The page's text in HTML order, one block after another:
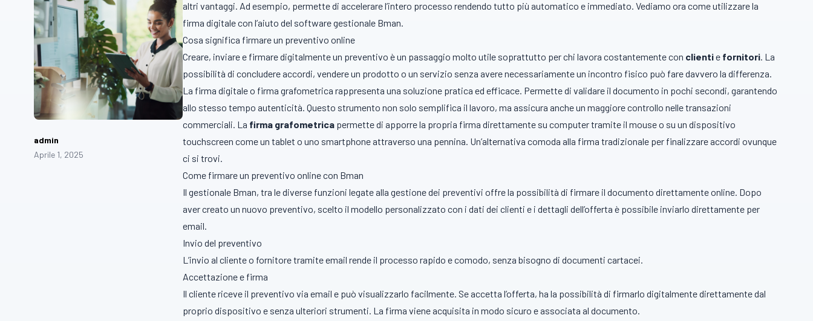
admin
Aprile 1, 2025
altri vantaggi. Ad esempio, permette di accelerare l’intero processo rendendo tutto più automatico e immediato. Vediamo ora come utilizzare la
firma digitale con l’aiuto del software gestionale Bman.
Cosa significa firmare un preventivo online
Creare, inviare e firmare digitalmente un preventivo è un passaggio molto utile soprattutto per chi lavora costantemente con clientie fornitori. La
possibilità di concludere accordi, vendere un prodotto o un servizio senza avere necessariamente un incontro fisico può fare davvero la differenza.
La firma digitale o firma grafometrica rappresenta una soluzione pratica ed efficace. Permette di validare il documento in pochi secondi, garantendo
allo stesso tempo autenticità. Questo strumento non solo semplifica il lavoro, ma assicura anche un maggiore controllo nelle transazioni
commerciali. La firma grafometrica permette di apporre la propria firma direttamente su computer tramite il mouse o su un dispositivo
touchscreen come un tablet o uno smartphone attraverso una pennina. Un’alternativa comoda alla firma tradizionale per finalizzare accordi ovunque
ci si trovi.
Come firmare un preventivo online con Bman
Il gestionale Bman, tra le diverse funzioni legate alla gestione dei preventivi offre la possibilità di firmare il documento direttamente online. Dopo
aver creato un nuovo preventivo, scelto il modello personalizzato con i dati dei clienti e i dettagli dell’offerta è possibile inviarlo direttamente per
email.
Invio del preventivo
L’invio al cliente o fornitore tramite email rende il processo rapido e comodo, senza bisogno di documenti cartacei.
Accettazione e firma
Il cliente riceve il preventivo via email e può visualizzarlo facilmente. Se accetta l’offerta, ha la possibilità di firmarlo digitalmente direttamente dal
proprio dispositivo e senza ulteriori strumenti. La firma viene acquisita in modo sicuro e associata al documento.